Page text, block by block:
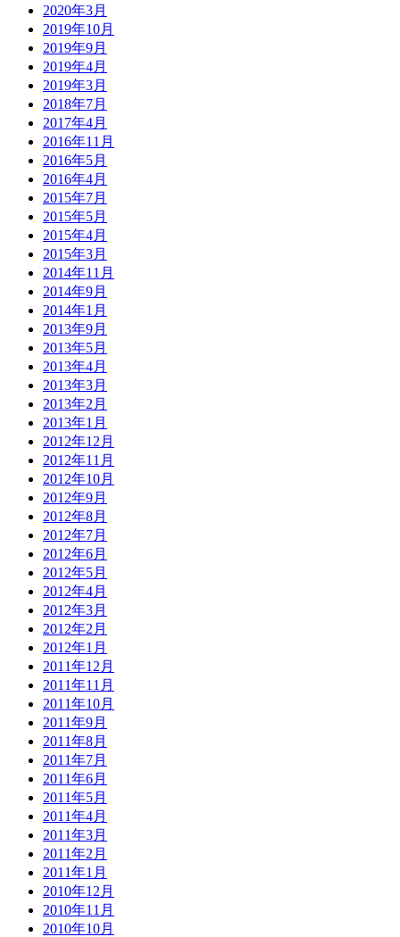
2020年3月
2019年10月
2019年9月
2019年4月
2019年3月
2018年7月
2017年4月
2016年11月
2016年5月
2016年4月
2015年7月
2015年5月
2015年4月
2015年3月
2014年11月
2014年9月
2014年1月
2013年9月
2013年5月
2013年4月
2013年3月
2013年2月
2013年1月
2012年12月
2012年11月
2012年10月
2012年9月
2012年8月
2012年7月
2012年6月
2012年5月
2012年4月
2012年3月
2012年2月
2012年1月
2011年12月
2011年11月
2011年10月
2011年9月
2011年8月
2011年7月
2011年6月
2011年5月
2011年4月
2011年3月
2011年2月
2011年1月
2010年12月
2010年11月
2010年10月